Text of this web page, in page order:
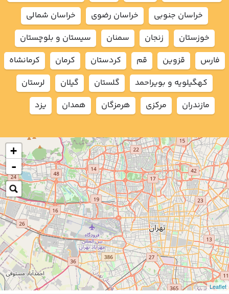
+
-
Leaflet
خراسان جنوبي
خراسان رضوي
خراسان شمالي
خوزستان
زنجان سمنان
سيستان و بلوچستان
فارس
قزوين قم كردستان كرمان
كرمانشاه
كهگيلويه و بويراحمد
گلستان گيلان
لرستان
مازندران
مركزي هرمزگان همدان يزد